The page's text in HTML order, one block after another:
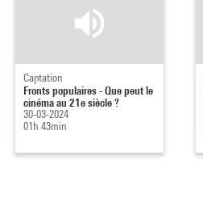
Captation
Fronts populaires - Que peut le
cinéma au 21e siècle ?
30-03-2024
01h 43min